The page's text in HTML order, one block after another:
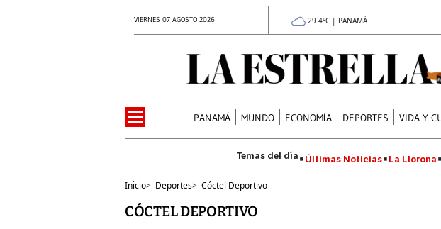
VIERNES 07 AGOSTO 2026 29.4°C | PANAMÁ
PANAMÁ MUNDO ECONOMÍA DEPORTES VIDA Y
Últimas Noticias La Llorona
Inicio> Deportes> Cóctel Deportivo
CÓCTEL DEPORTIVO